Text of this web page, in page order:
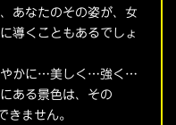
あなたのその姿が、女
導くこともあるでしょ
やかに…美しく…強く…
ある景色は、その
きません。